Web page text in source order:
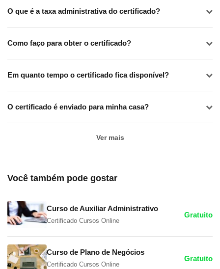
O que é a taxa administrativa do certificado?
Como faço para obter o certificado?
Em quanto tempo o certificado fica disponível?
O certificado é enviado para minha casa?
Ver mais
Você também pode gostar
Curso de Auxiliar Administrativo
Certificado Cursos Online
Gratuito
Curso de Plano de Negócios
Certificado Cursos Online
Gratuito